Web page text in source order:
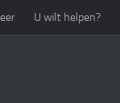
U wilt helpen?